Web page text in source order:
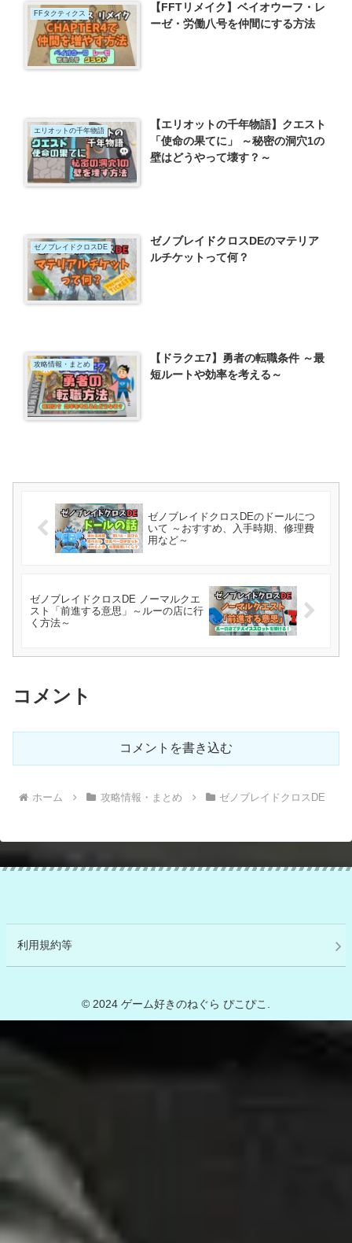
FFタクティクス
【FFTリメイク】ベイオウーフ・レ
ーゼ・労働八号を仲間にする方法
エリオットの千年物語
【エリオットの千年物語】クエスト
「使命の果てに」 ～秘密の洞穴1の
壁はどうやって壊す？～
ゼノブレイドクロスDE
ゼノブレイドクロスDEのマテリア
ルチケットって何？
攻略情報・まとめ
【ドラクエ7】勇者の転職条件 ～最
短ルートや効率を考える～
ゼノブレイドクロスDEのドールにつ
いて ～おすすめ、入手時期、修理費
用など～
ゼノブレイドクロスDE ノーマルクエ
スト「前進する意思」～ルーの店に行
く方法～
コメント
コメントを書き込む
ホーム 攻略情報・まとめ ゼノブレイドクロスDE
利用規約等
© 2024 ゲーム好きのねぐら ぴこぴこ.